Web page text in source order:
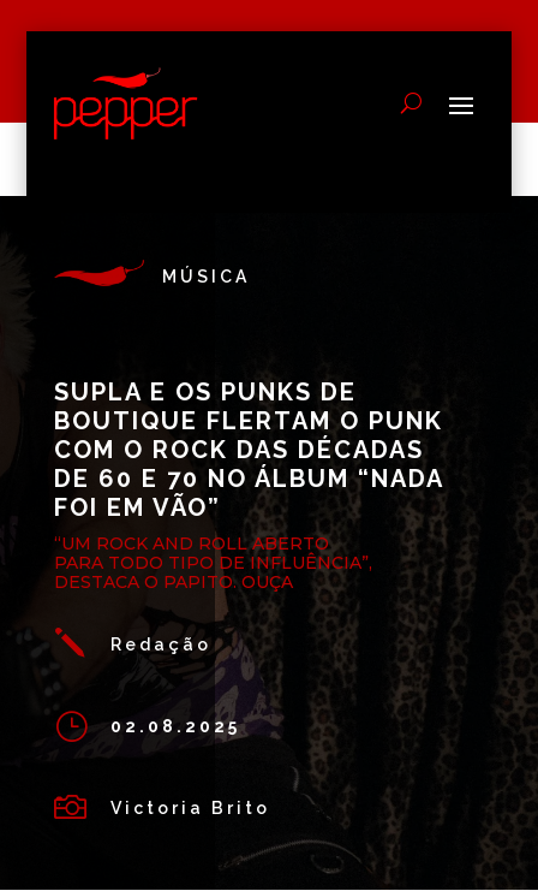
MÚSICA
SUPLA E OS PUNKS DE
BOUTIQUE FLERTAM O PUNK
COM O ROCK DAS DÉCADAS
DE 60 E 70 NO ÁLBUM “NADA
FOI EM VÃO”
“UM ROCK AND ROLL ABERTO
PARA TODO TIPO DE INFLUÊNCIA”,
DESTACA O PAPITO. OUÇA
j Redação
} 02.08.2025
 Victoria Brito